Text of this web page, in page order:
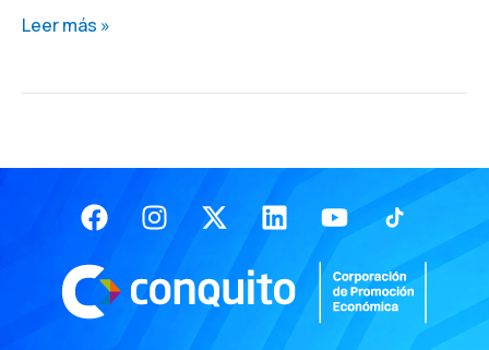
Leer más »
FacebookInstagram
X-
twitter
LinkedinYoutube